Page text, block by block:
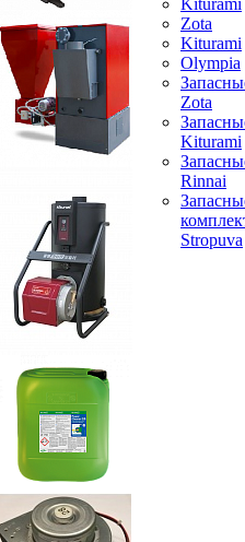
Kiturami
Zota
Kiturami
Olympia
Zota
Kiturami
Rinnai
Stropuva